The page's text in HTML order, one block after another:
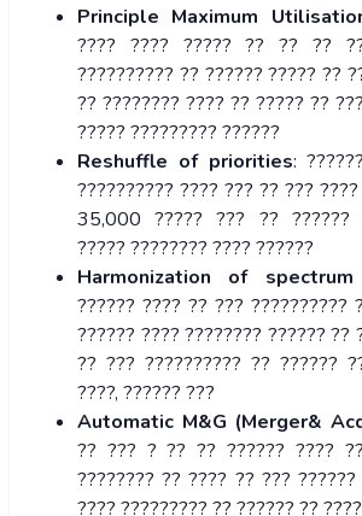
Principle Maximum
???? ???? ????? ?? ?? ??
?????????? ?? ?????? ????? ??
?? ???????? ???? ?? ????? ??
????? ????????? ??????
Reshuffle of priorities:
?????????? ???? ??? ?? ???
35,000 ????? ??? ?? ??????
????? ???????? ???? ??????
Harmonization of
?????? ???? ?? ??? ??????????
?????? ???? ???????? ?????? ??
?? ??? ?????????? ?? ??????
????, ?????? ???
Automatic M&G (Merger&
?? ??? ? ?? ?? ?????? ????
???????? ?? ???? ?? ???
???? ????????? ?? ?????? ??